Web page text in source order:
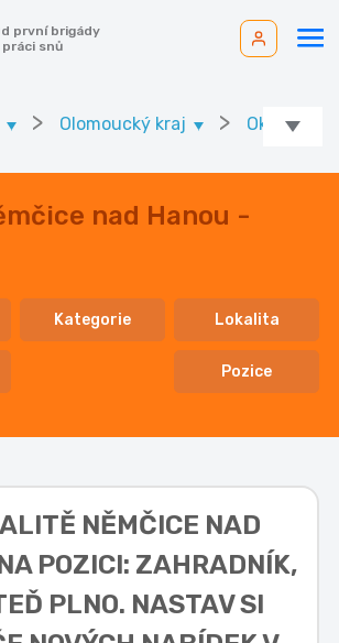
první brigády
práci snů
> Olomoucký kraj > Ok.
nad Hanou -
Kategorie Lokalita
Pozice
NĚMČICE NAD
POZICI: ZAHRADNÍK,
PLNO. NASTAV SI